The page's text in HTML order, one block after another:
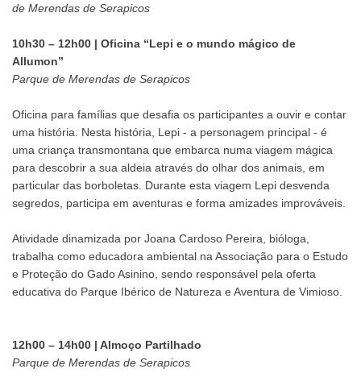
de Merendas de Serapicos
10h30 – 12h00 | Oficina “Lepi e o mundo mágico de
Allumon”
Parque de Merendas de Serapicos
Oficina para famílias que desafia os participantes a ouvir e contar
uma história. Nesta história, Lepi - a personagem principal - é
uma criança transmontana que embarca numa viagem mágica
para descobrir a sua aldeia através do olhar dos animais, em
particular das borboletas. Durante esta viagem Lepi desvenda
segredos, participa em aventuras e forma amizades improváveis.
Atividade dinamizada por Joana Cardoso Pereira, bióloga,
trabalha como educadora ambiental na Associação para o Estudo
e Proteção do Gado Asinino, sendo responsável pela oferta
educativa do Parque Ibérico de Natureza e Aventura de Vimioso.
12h00 – 14h00 | Almoço Partilhado
Parque de Merendas de Serapicos